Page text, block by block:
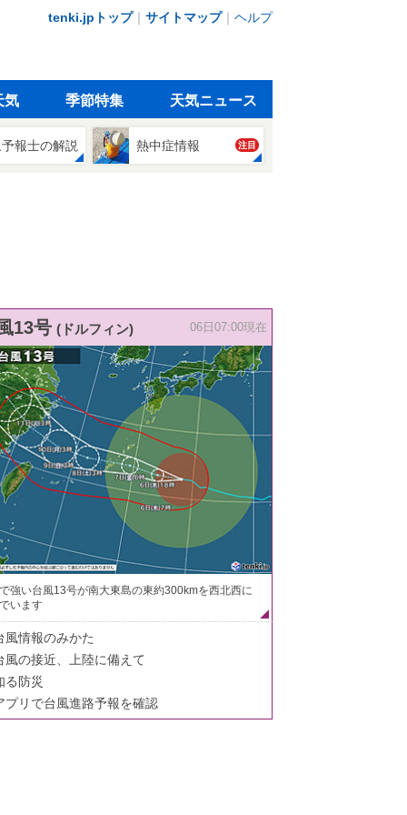
tenki.jpトップ｜ サイトマップ｜ ヘルプ
気 季節特集 天気ニュース
報士の解説 熱中症情報 注目
13号 (ドルフィン) 06日07:00現在
強い台風13号が南大東島の東約300kmを西北西に
います
風情報のみかた
風の接近、上陸に備えて
る防災
プリで台風進路予報を確認